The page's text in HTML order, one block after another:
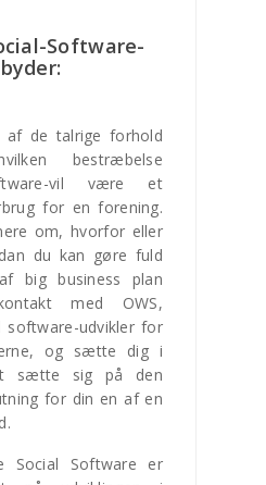
Software-
af de talrige forhold
bestræbelse
vil være et
for en forening.
om, hvorfor eller
du kan gøre fuld
big business plan
med OWS,
software-udvikler for
og sætte dig i
sætte sig på den
for din en af en
Social Software er